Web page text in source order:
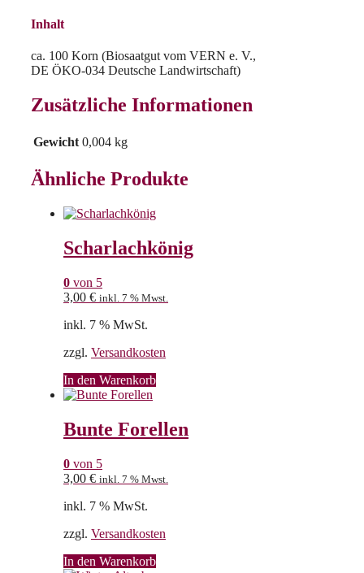
Inhalt
ca. 100 Korn (Biosaatgut vom VERN e. V.,
DE ÖKO-034 Deutsche Landwirtschaft)
Zusätzliche Informationen
Gewicht 0,004 kg
Ähnliche Produkte
Scharlachkönig
0 von 5
3,00 € inkl. 7 % Mwst.
inkl. 7 % MwSt.
zzgl. Versandkosten
In den Warenkorb
Bunte Forellen
0 von 5
3,00 € inkl. 7 % Mwst.
inkl. 7 % MwSt.
zzgl. Versandkosten
In den Warenkorb